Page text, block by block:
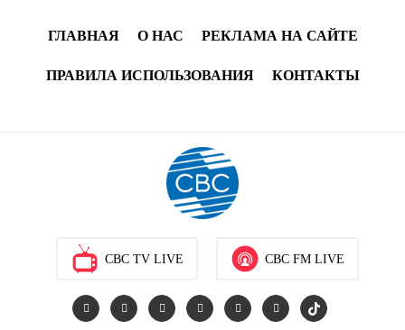
Азербайджан непродовольственными товарами
Армении объявлено окончательное решение
Цены на азербайджанскую нефть изменились
6 августа 2026
Как Азербайджан и Казахстан превращают Каспий
ГЛАВНАЯ О НАС РЕКЛАМА НА САЙТЕ
ПРАВИЛА ИСПОЛЬЗОВАНИЯ КОНТАКТЫ
CBC TV LIVE CBC FM LIVE